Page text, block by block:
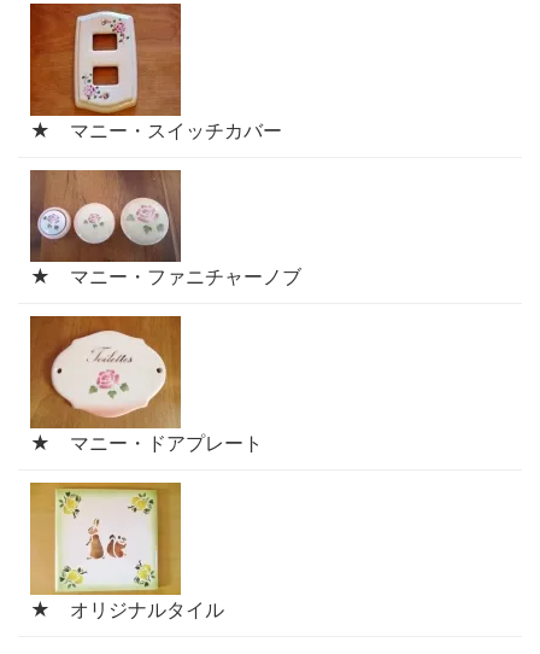
★ マニー・スイッチカバー
★ マニー・ファニチャーノブ
★ マニー・ドアプレート
★ オリジナルタイル